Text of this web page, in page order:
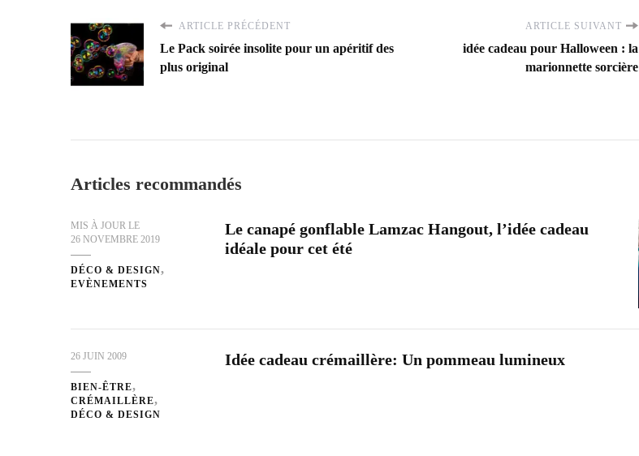
ARTICLE PRÉCÉDENT
Le Pack soirée insolite pour un apéritif des
plus original
ARTICLE SUIVANT
idée cadeau pour Halloween : la
marionnette sorcière
Articles recommandés
MIS À JOUR LE
26 NOVEMBRE 2019
DÉCO & DESIGN
EVÈNEMENTS
Le canapé gonflable Lamzac Hangout, l’idée cadeau
idéale pour cet été
26 JUIN 2009
BIEN-ÊTRE
CRÉMAILLÈRE
DÉCO & DESIGN
Idée cadeau crémaillère: Un pommeau lumineux